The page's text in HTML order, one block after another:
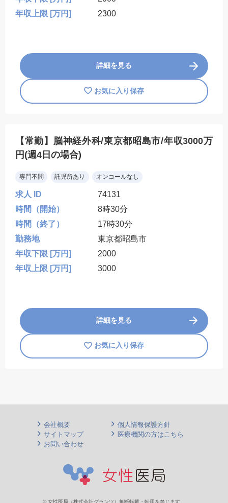
年収上限 [万円]
2300
詳細を見る
お気に入り保存
【常勤】脳神経外科/東京都昭島市/年収3000万
円(週4日の場合)
専門不問 託児所あり オンコールなし
求人 ID
74131
時間（開始）
8時30分
時間（終了）
17時30分
勤務地
東京都昭島市
年収下限 [万円]
2000
年収上限 [万円]
3000
詳細を見る
お気に入り保存
会社概要
個人情報保護方針
サイトマップ
医療機関の方はこちら
お問い合わせ
© 女性医局（株式会社グランツ）無断転載・転用を禁じます。